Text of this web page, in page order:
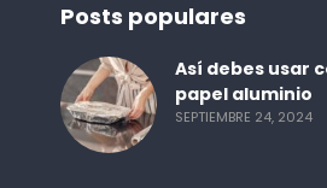
Posts populares
Así debes usar
papel aluminio
SEPTIEMBRE 24, 2024